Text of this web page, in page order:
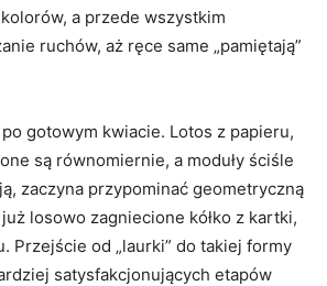
a przede wszystkim
ruchów, aż ręce same „pamiętają”
gotowym kwiacie. Lotos z papieru,
są równomiernie, a moduły ściśle
zaczyna przypominać geometryczną
losowo zagniecione kółko z kartki,
Przejście od „laurki” do takiej formy
satysfakcjonujących etapów